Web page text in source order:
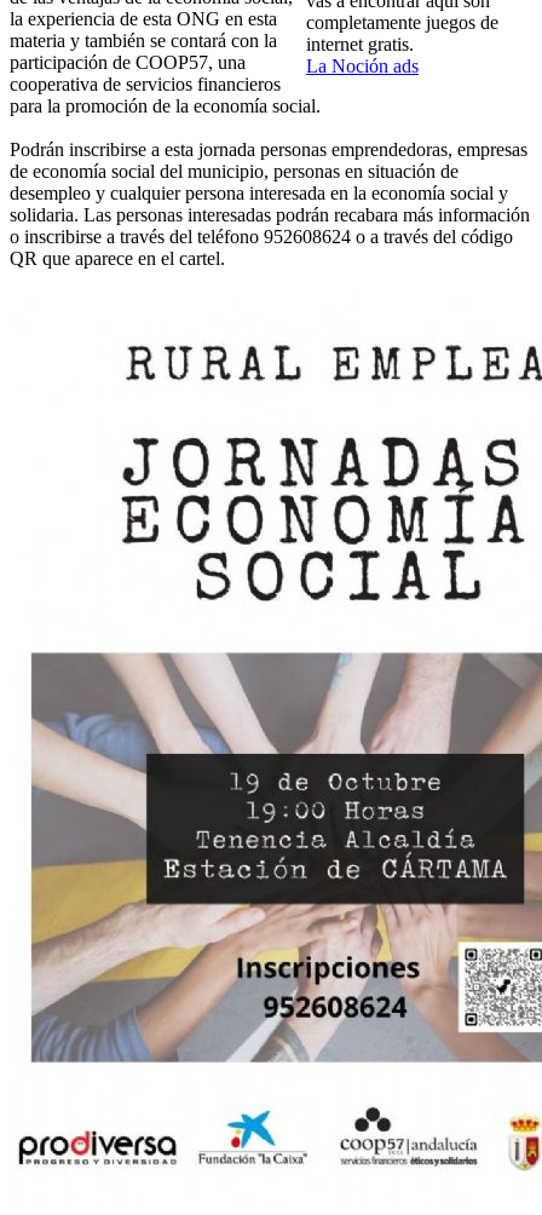
completamente juegos de
internet gratis.
La Noción ads
la experiencia de esta ONG en esta
materia y también se contará con la
participación de COOP57, una
cooperativa de servicios financieros
para la promoción de la economía social.
Podrán inscribirse a esta jornada personas emprendedoras, empresas
de economía social del municipio, personas en situación de
desempleo y cualquier persona interesada en la economía social y
solidaria. Las personas interesadas podrán recabara más información
o inscribirse a través del teléfono 952608624 o a través del código
QR que aparece en el cartel.